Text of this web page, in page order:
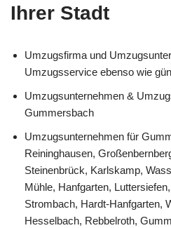
Ihrer Stadt
Umzugsfirma und
Umzugsservice ebenso wie
Umzugsunternehmen &
Gummersbach
Umzugsunternehmen für
Reininghausen,
Steinenbrück, Karlskamp,
Mühle, Hanfgarten,
Strombach, Hardt-Hanfgarten,
Hesselbach, Rebbelroth,